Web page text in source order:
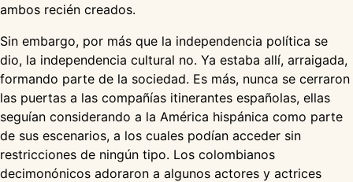
ambos recién creados.
Sin embargo, por más que la independencia política se
dio, la independencia cultural no. Ya estaba allí, arraigada,
formando parte de la sociedad. Es más, nunca se cerraron
las puertas a las compañías itinerantes españolas, ellas
seguían considerando a la América hispánica como parte
de sus escenarios, a los cuales podían acceder sin
restricciones de ningún tipo. Los colombianos
decimonónicos adoraron a algunos actores y actrices